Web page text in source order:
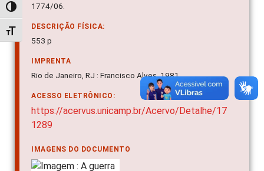
Alternar alto contraste
Alternar tamanho da fonte
1774/06.
DESCRIÇÃO FÍSICA:
553 p
IMPRENTA
Rio de Janeiro, RJ : Francisco Alves, 1981
ACESSO ELETRÔNICO:
https://acervus.unicamp.br/Acervo/Detalhe/17
1289
IMAGENS DO DOCUMENTO